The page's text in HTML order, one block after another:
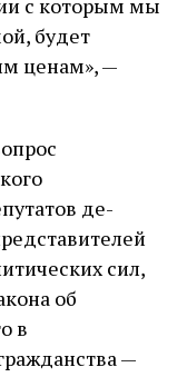
с которым мы
будет
ценам», —
де-
сил,
об
в
—